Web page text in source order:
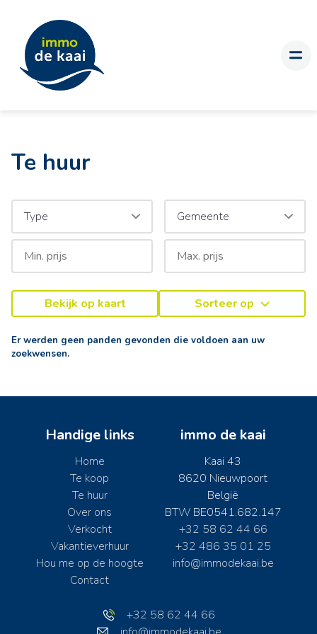
Te huur
Type Gemeente
Bekijk op kaart Sorteer op
Er werden geen panden gevonden die voldoen aan uw
zoekwensen.
Handige links
Home
Te koop
Te huur
Over ons
Verkocht
Vakantieverhuur
Hou me op de hoogte
Contact
immo de kaai
Kaai 43
8620 Nieuwpoort
België
BTW BE0541.682.147
+32 58 62 44 66
+32 486 35 01 25
info@immodekaai.be
+32 58 62 44 66